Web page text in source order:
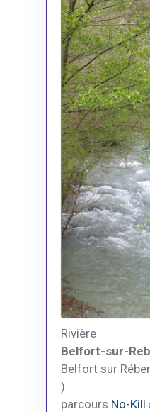
Rivière
Belfort-sur-
Belfort sur
)
parcours No-Kill